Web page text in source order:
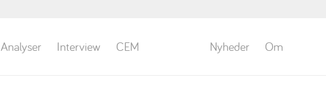
Analyser Interview CEM Nyheder Om